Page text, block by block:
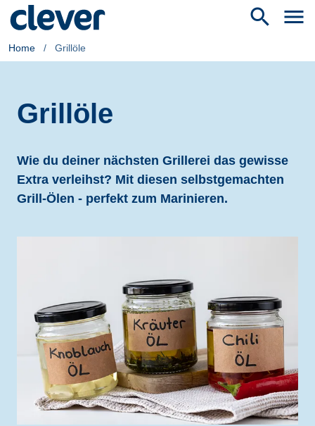
search menu
Home / Grillöle
Grillöle
Wie du deiner nächsten Grillerei das gewisse
Extra verleihst? Mit diesen selbstgemachten
Grill-Ölen - perfekt zum Marinieren.